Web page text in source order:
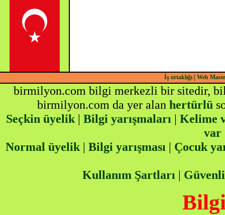
İş ortaklığı| Web
birmilyon.com bilgi merkezli bir sitedir,
birmilyon.com da yer alan hertürlü
Seçkin üyelik| Bilgi yarışmaları | Kelime
var
Normal üyelik | Bilgi yarışması | Çocuk
Kullanım Şartları |
Bilgi